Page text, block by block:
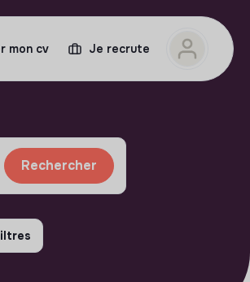
mon cv Je recrute
Rechercher